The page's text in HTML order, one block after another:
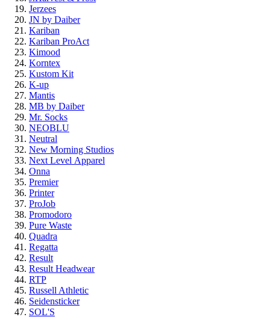
Jerzees
JN by Daiber
Kariban
Kariban ProAct
Kimood
Korntex
Kustom Kit
K-up
Mantis
MB by Daiber
Mr. Socks
NEOBLU
Neutral
New Morning Studios
Next Level Apparel
Onna
Premier
Printer
ProJob
Promodoro
Pure Waste
Quadra
Regatta
Result
Result Headwear
RTP
Russell Athletic
Seidensticker
SOL'S